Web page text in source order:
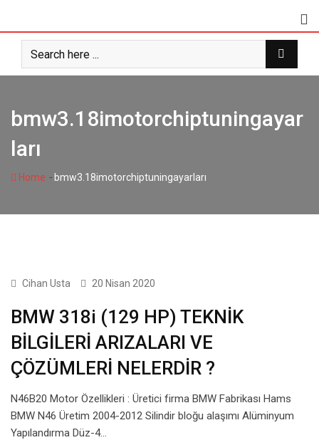
content
bmw3.18imotorchiptuningayar
ları
Home - bmw3.18imotorchiptuningayarları
BMW
Cihan Usta 20 Nisan 2020
BMW 318i (129 HP) TEKNİK
BİLGİLERİ ARIZALARI VE
ÇÖZÜMLERİ NELERDİR ?
N46B20 Motor Özellikleri : Üretici firma BMW Fabrikası Hams
BMW N46 Üretim 2004-2012 Silindir bloğu alaşımı Alüminyum
Yapılandırma Düz-4…